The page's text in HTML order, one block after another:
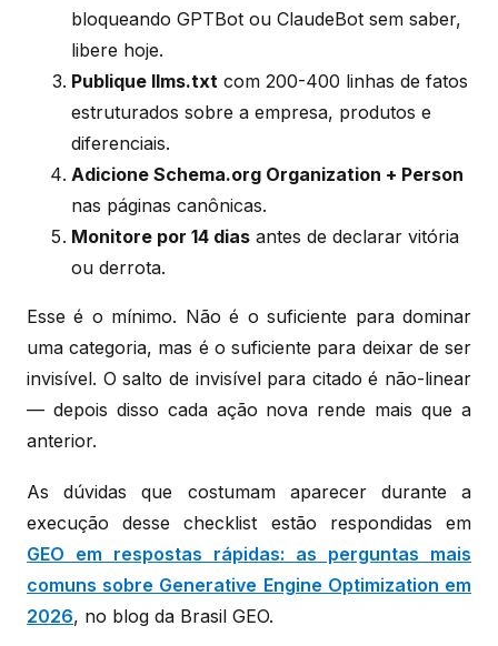
bloqueando GPTBot ou ClaudeBot sem saber,
libere hoje.
Publique llms.txt com 200-400 linhas de fatos
estruturados sobre a empresa, produtos e
diferenciais.
Adicione Schema.org Organization + Person
nas páginas canônicas.
Monitore por 14 dias antes de declarar vitória
ou derrota.
Esse é o mínimo. Não é o suficiente para dominar
uma categoria, mas é o suficiente para deixar de ser
invisível. O salto de invisível para citado é não-linear
— depois disso cada ação nova rende mais que a
anterior.
As dúvidas que costumam aparecer durante a
execução desse checklist estão respondidas em
GEO em respostas rápidas: as perguntas mais
comuns sobre Generative Engine Optimization em
2026, no blog da Brasil GEO.